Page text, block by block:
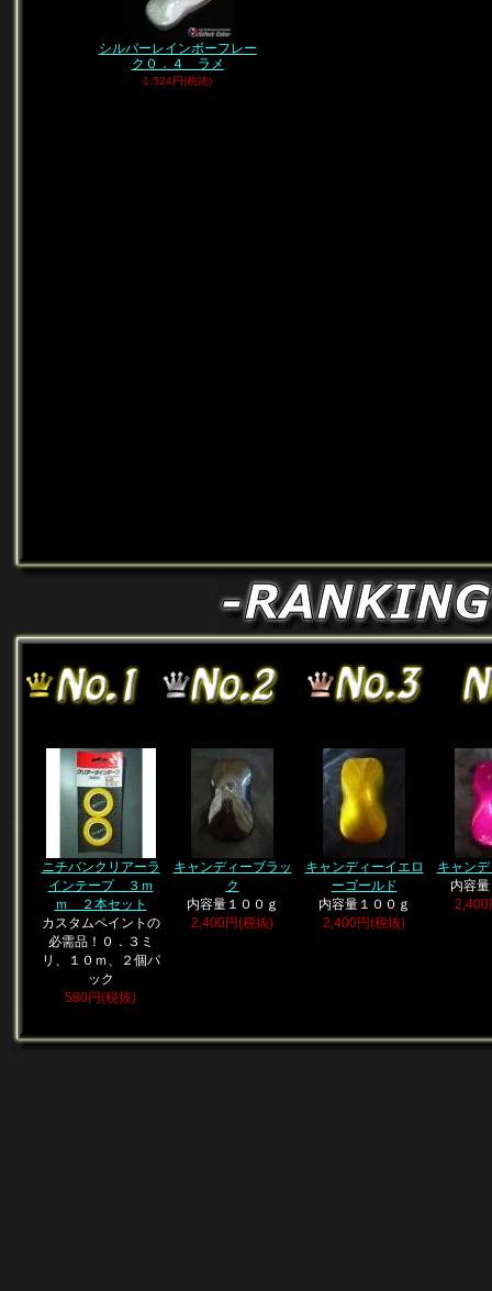
シルバーレインボーフレー
ク０．４ ラメ
1,524円(税抜)
ニチバンクリアーラ
インテープ ３ｍ
ｍ ２本セット
カスタムペイントの
必需品！０．３ミ
リ、１０ｍ、２個パ
ック
580円(税抜)
キャンディーブラッ
ク
内容量１００ｇ
2,400円(税抜)
キャンディーイエロ
ーゴールド
内容量１００ｇ
2,400円(税抜)
キャン
内容
2,400